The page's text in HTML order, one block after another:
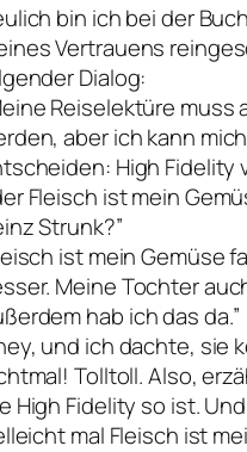
bin ich bei der
Vertrauens
Dialog:
Reiselektüre
aber ich kann
High Fidelity
Fleisch ist mein
Strunk?”
ist mein Gemüse
Meine Tochter
hab ich das da.”
und ich dachte, sie
Tolltoll. Also,
High Fidelity so ist.
mal Fleisch ist